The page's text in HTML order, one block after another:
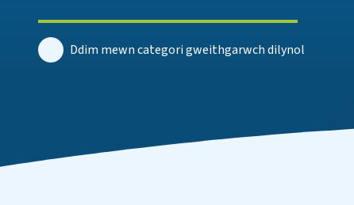
Ddim mewn categori gweithgarwch dilynol